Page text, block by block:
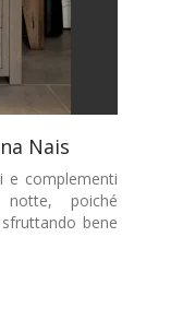
Nais
e complementi
poiché
bene